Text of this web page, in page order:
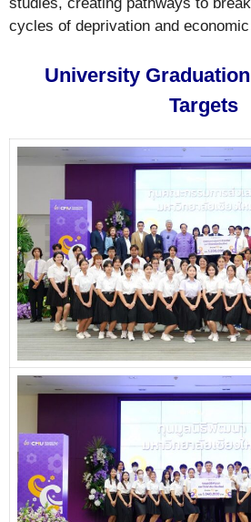
studies, creating pathways to
cycles of deprivation and
University
Targets